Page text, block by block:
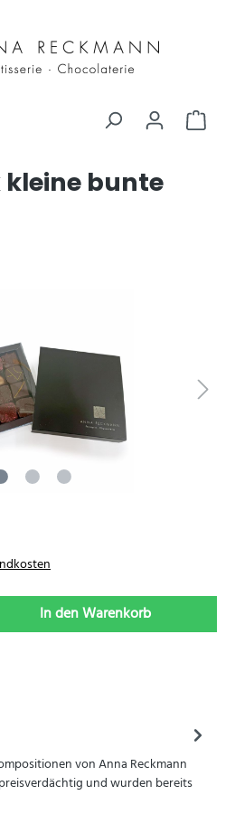
bunte
In den Warenkorb
von Anna Reckmann
und wurden bereits